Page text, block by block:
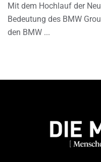
Mit dem Hochlauf der
Bedeutung des BMW
den BMW